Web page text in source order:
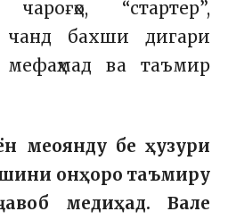
“стартер”,
чанд бахши дигари
ва таъмир
меоянду бе ҳузури
онҳоро таъмиру
медиҳад. Вале